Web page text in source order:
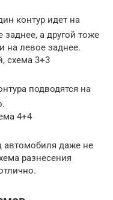
контур идет на
заднее, а другой тоже
на левое заднее.
схема 3+3
подводятся на
4+4
автомобиля даже не
разнесения